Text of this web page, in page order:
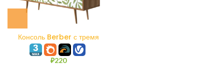
Консоль Berber с тремя
ящиками
₽220